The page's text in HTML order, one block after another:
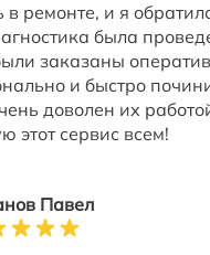
ремонте, и я
была
заказаны
и быстро
доволен их
этот сервис всем!
Павел